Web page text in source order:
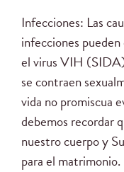
Infecciones: Las
infecciones pueden
el virus VIH
se contraen
vida no promiscua
debemos recordar
nuestro cuerpo y
para el matrimonio.